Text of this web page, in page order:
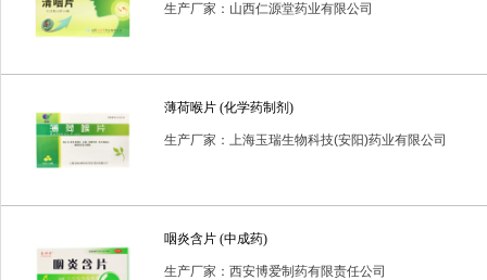
生产厂家：山西仁源堂药业有限公司
薄荷喉片 (化学药制剂)
生产厂家：上海玉瑞生物科技(安阳)药业有限公司
咽炎含片 (中成药)
生产厂家：西安博爱制药有限责任公司